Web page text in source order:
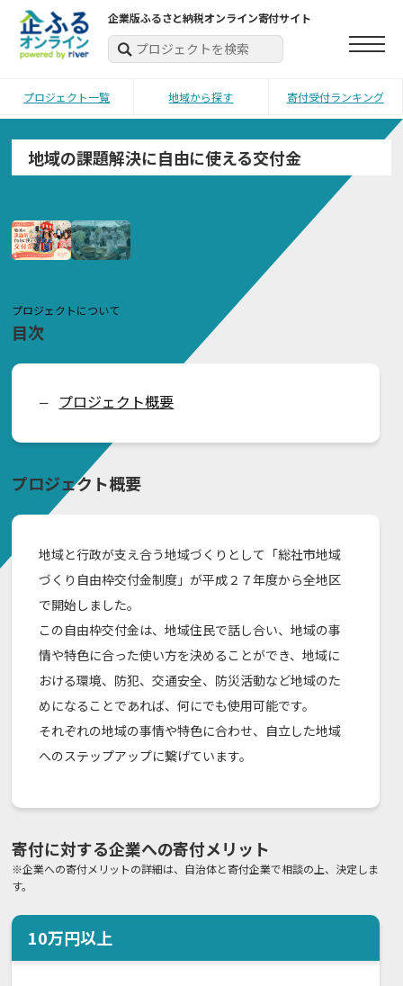
企業版ふるさと納税オンライン寄付サイト
プロジェクト一覧 地域から探す 寄付受付ランキング
地域の課題解決に自由に使える交付金
プロジェクトについて
目次
ー プロジェクト概要
プロジェクト概要
地域と行政が支え合う地域づくりとして「総社市地域
づくり自由枠交付金制度」が平成２７年度から全地区
で開始しました。
この自由枠交付金は、地域住民で話し合い、地域の事
情や特色に合った使い方を決めることができ、地域に
おける環境、防犯、交通安全、防災活動など地域のた
めになることであれば、何にでも使用可能です。
それぞれの地域の事情や特色に合わせ、自立した地域
へのステップアップに繋げています。
寄付に対する企業への寄付メリット
※企業への寄付メリットの詳細は、自治体と寄付企業で相談の上、決定しま
す。
10万円以上